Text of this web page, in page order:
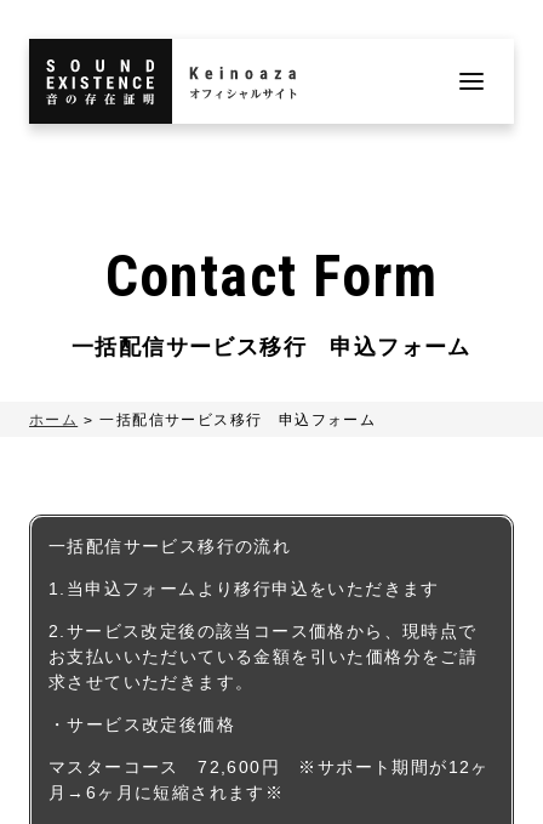
Contact Form
一括配信サービス移行 申込フォーム
ホーム 一括配信サービス移行 申込フォーム
一括配信サービス移行の流れ
1.当申込フォームより移行申込をいただきます
2.サービス改定後の該当コース価格から、現時点で
お支払いいただいている金額を引いた価格分をご請
求させていただきます。
・サービス改定後価格
マスターコース 72,600円 ※サポート期間が12ヶ
月→6ヶ月に短縮されます※